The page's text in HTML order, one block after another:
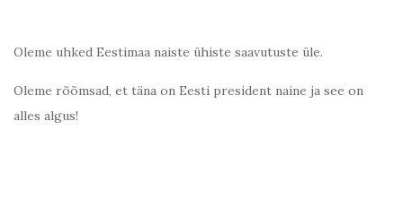
Oleme uhked Eestimaa naiste ühiste saavutuste üle.
Oleme rõõmsad, et täna on Eesti president naine ja see on
alles algus!